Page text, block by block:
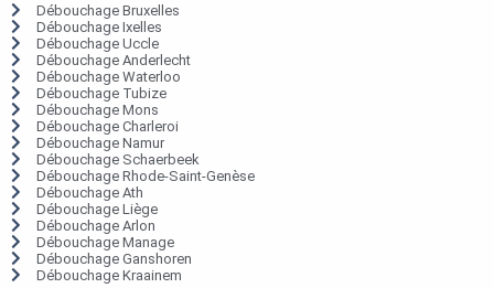
Débouchage Bruxelles
Débouchage Ixelles
Débouchage Uccle
Débouchage Anderlecht
Débouchage Waterloo
Débouchage Tubize
Débouchage Mons
Débouchage Charleroi
Débouchage Namur
Débouchage Schaerbeek
Débouchage Rhode-Saint-Genèse
Débouchage Ath
Débouchage Liège
Débouchage Arlon
Débouchage Manage
Débouchage Ganshoren
Débouchage Kraainem